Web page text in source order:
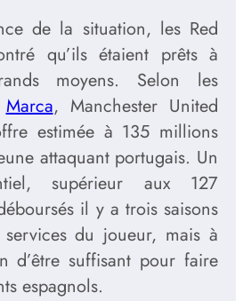
de la situation, les Red
qu’ils étaient prêts à
moyens. Selon les
Marca, Manchester United
estimée à 135 millions
attaquant portugais. Un
supérieur aux 127
il y a trois saisons
du joueur, mais à
d’être suffisant pour faire
espagnols.